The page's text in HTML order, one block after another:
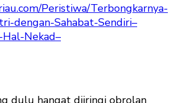
Peristiwa/Terbongkarnya-
dengan-Sahabat-Sendiri–
Nekad–
dulu hangat diiringi obrolan